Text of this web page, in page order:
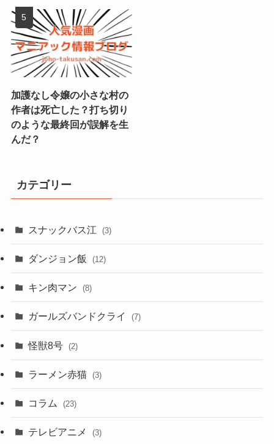
加護なし令嬢の小さな村の
作者は死亡した？打ち切り
のような最終回が誤解を生
んだ？
カテゴリー
スナックバス江 (3)
ダンジョン飯 (12)
キン肉マン (8)
ガールズバンドクライ (7)
怪獣8号 (2)
ラーメン赤猫 (3)
コラム (23)
テレビアニメ (3)